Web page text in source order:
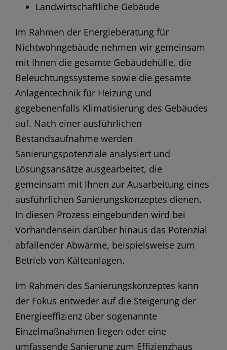
Landwirtschaftliche Gebäude
Im Rahmen der Energieberatung für
Nichtwohngebäude nehmen wir gemeinsam
mit Ihnen die gesamte Gebäudehülle, die
Beleuchtungssysteme sowie die gesamte
Anlagentechnik für Heizung und
gegebenenfalls Klimatisierung des Gebäudes
auf. Nach einer ausführlichen
Bestandsaufnahme werden
Sanierungspotenziale analysiert und
Lösungsansätze ausgearbeitet, die
gemeinsam mit Ihnen zur Ausarbeitung eines
ausführlichen Sanierungskonzeptes dienen.
In diesen Prozess eingebunden wird bei
Vorhandensein darüber hinaus das Potenzial
abfallender Abwärme, beispielsweise zum
Betrieb von Kälteanlagen.
Im Rahmen des Sanierungskonzeptes kann
der Fokus entweder auf die Steigerung der
Energieeffizienz über sogenannte
Einzelmaßnahmen liegen oder eine
umfassende Sanierung zum Effizienzhaus